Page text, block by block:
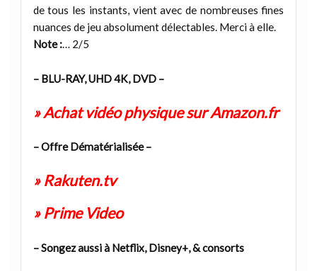
de tous les instants, vient avec de nombreuses fines
nuances de jeu absolument délectables. Merci à elle.
Note :… 2/5
– BLU-RAY, UHD 4K, DVD –
» Achat vidéo physique sur Amazon.fr
– Offre Dématérialisée –
» Rakuten.tv
» Prime Video
– Songez aussi à Netflix, Disney+, & consorts